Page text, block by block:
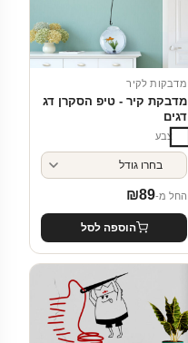
מדבקות לקיר
מדבקת קיר - טיפ הסקרן דג
דגים
צבע
החל מ- ₪89
הוספה לסל